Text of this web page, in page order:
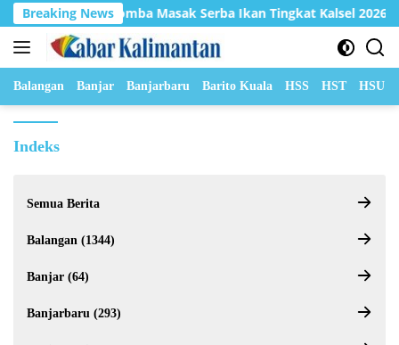
Langsung
ke
konten
Breaking News
Harapan 2 Lomba Masak Serba Ikan Tingkat Kalsel 2026
Balangan Banjar Banjarbaru Barito Kuala HSS HST HSU
Indeks
Semua Berita
Balangan (1344)
Banjar (64)
Banjarbaru (293)